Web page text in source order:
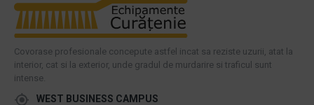
Covorase profesionale concepute astfel incat sa reziste uzurii, atat la
interior, cat si la exterior, unde gradul de murdarire si traficul sunt
intense.
WEST BUSINESS CAMPUS